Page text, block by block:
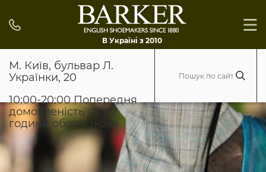
В Україні з 2010
М. Київ, бульвар Л.
Українки, 20
10:00-20:00 Попередня
домовленість за 1-2
години обов'язкова